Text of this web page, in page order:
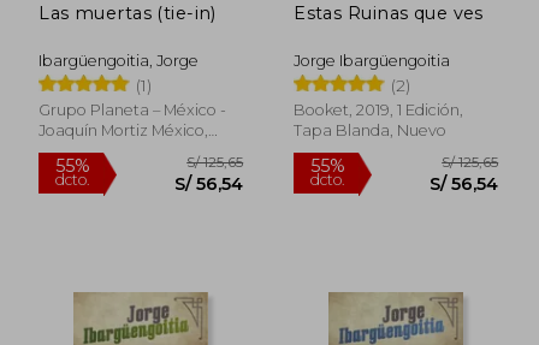
Las muertas (tie-in)
Ibargüengoitia, Jorge
(1)
Grupo Planeta – México -
Joaquín Mortiz México,
2025, Libro De Pasta
Blanda (paperback),
Nuevo
Estas Ruinas que ves
Jorge Ibargüengoitia
(2)
Booket, 2019, 1 Edición,
Tapa Blanda, Nuevo